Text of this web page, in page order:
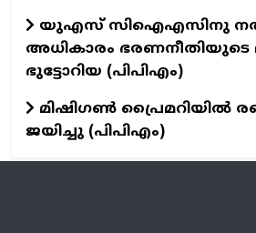
യുഎസ് സിഐഎസിനു
അധികാരം
ഭുട്ടോറിയ (പിപിഎം)
മിഷിഗൺ പ്രൈമറിയിൽ
ജയിച്ചു (പിപിഎം)